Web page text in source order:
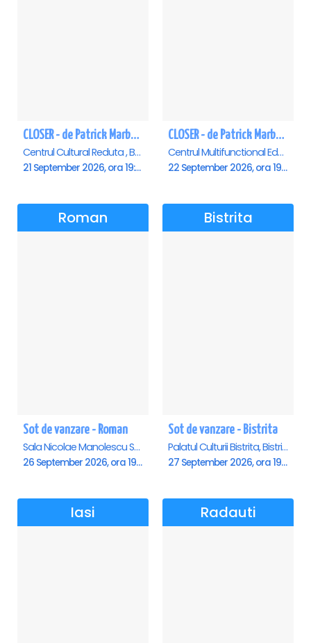
CLOSER - de Patrick Marber - Premiera - Brasov
Centrul Cultural Reduta , Brasov
21 September 2026, ora 19:00
CLOSER - de Patrick Marber - Premiera - Constanta
Centrul Multifunctional Educativ pentru Tineret Jean Constantin, Constanta
22 September 2026, ora 19:00
Roman
Sot de vanzare - Roman
Sala Nicolae Manolescu Strunga (Sala de festivitati a Primariei Roman), Roman
26 September 2026, ora 19:00
Bistrita
Sot de vanzare - Bistrita
Palatul Culturii Bistrita, Bistrita
27 September 2026, ora 19:00
Iasi Radauti